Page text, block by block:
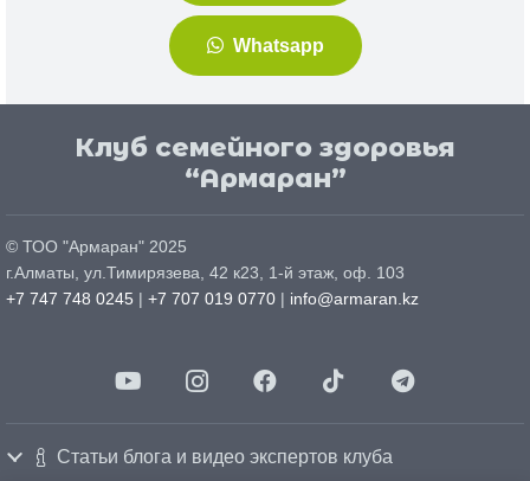
Whatsapp
Клуб семейного здоровья
“Армаран”
© ТОО "Армаран" 2025
г.Алматы , ул. Тимирязева, 42 к23, 1-й этаж, оф. 103
+7 747 748 0245 | +7 707 019 0770 | info@armaran.kz
Статьи блога и видео экспертов клуба